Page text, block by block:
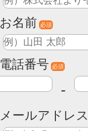
お名前 必須
電話番号 必須
-
メールアドレス